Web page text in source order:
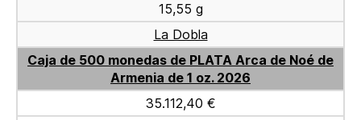
15,55 g
La Dobla
Caja de 500 monedas de PLATA Arca de Noé de
Armenia de 1 oz. 2026
35.112,40 €